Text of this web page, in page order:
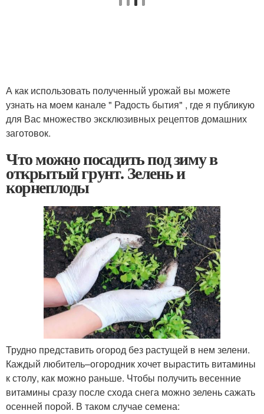
А как использовать полученный урожай вы можете
узнать на моем канале " Радость бытия" , где я публикую
для Вас множество эксклюзивных рецептов домашних
заготовок.
Что можно посадить под зиму в
открытый грунт. Зелень и
корнеплоды
Трудно представить огород без растущей в нем зелени.
Каждый любитель–огородник хочет вырастить витамины
к столу, как можно раньше. Чтобы получить весенние
витамины сразу после схода снега можно зелень сажать
осенней порой. В таком случае семена: